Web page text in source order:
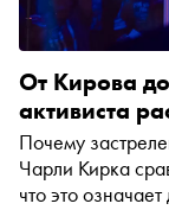
От Кирова
активиста
Почему
Чарли Кирка
что это